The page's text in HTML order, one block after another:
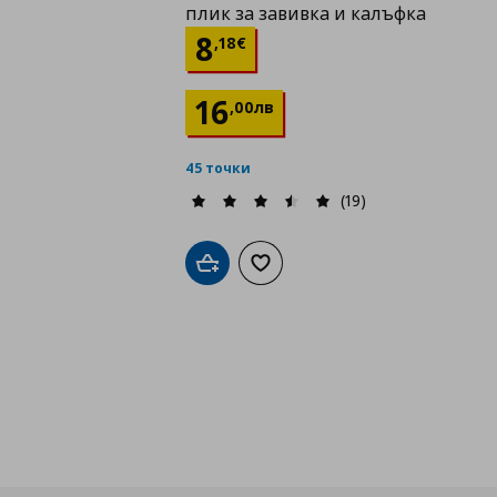
плик за завивка и калъфка
8,18€
Цена
16,00лв
45 точки
(19)
Добави в кошницата
Добави към списъка с любими